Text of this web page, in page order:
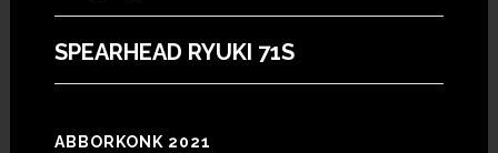
SPEARHEAD RYUKI 71S
ABBORKONK 2021